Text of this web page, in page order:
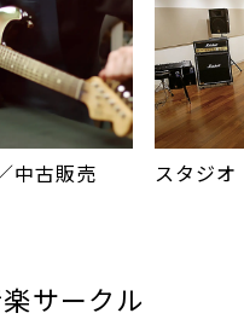
中古販売 スタジオ
サークル